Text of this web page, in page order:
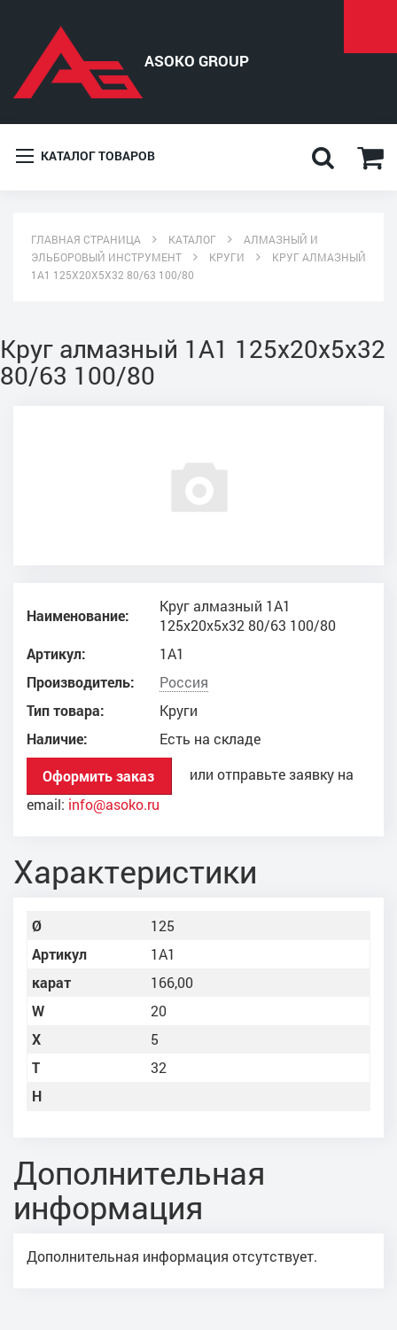
КАТАЛОГ ТОВАРОВ
ГЛАВНАЯ СТРАНИЦА КАТАЛОГ
АЛМАЗНЫЙ И
ЭЛЬБОРОВЫЙ ИНСТРУМЕНТ
КРУГИ
КРУГ АЛМАЗНЫЙ
1A1 125X20X5X32 80/63 100/80
Круг алмазный 1A1 125x20x5x32
80/63 100/80
Наименование:
Круг алмазный 1A1
125x20x5x32 80/63 100/80
Артикул:
1A1
Производитель:
Россия
Тип товара:
Круги
Наличие:
Есть на складе
Оформить заказ
или отправьте заявку на
email: info@asoko.ru
Характеристики
Ø
125
Артикул
1A1
карат
166,00
W
20
X
5
Т
32
Н
Дополнительная
информация
Дополнительная информация отсутствует.